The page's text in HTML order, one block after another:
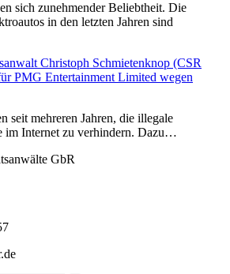
sich zunehmender Beliebtheit. Die
in den letzten Jahren sind
Christoph Schmietenknop (CSR
PMG Entertainment Limited wegen
seit mehreren Jahren, die illegale
im Internet zu verhindern. Dazu…
GbR